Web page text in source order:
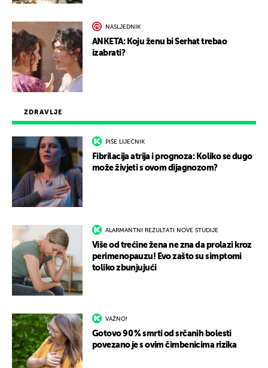
ZDRAVLJE
PIŠE LIJEČNIK
Fibrilacija atrija i prognoza: Koliko se dugo
može živjeti s ovom dijagnozom?
ALARMANTNI REZULTATI NOVE STUDIJE
Više od trećine žena ne zna da prolazi kroz
perimenopauzu! Evo zašto su simptomi
toliko zbunjujući
VAŽNO!
Gotovo 90 % smrti od srčanih bolesti
povezano je s ovim čimbenicima rizika
NASLJEDNIK
ANKETA: Koju ženu bi Serhat trebao
izabrati?